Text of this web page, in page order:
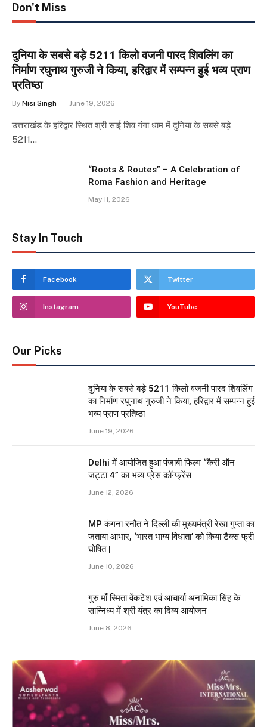
Don't Miss
दुनिया के सबसे बड़े 5211 किलो वजनी पारद शिवलिंग का
निर्माण रघुनाथ गुरुजी ने किया, हरिद्वार में सम्पन्न हुई भव्य प्राण
प्रतिष्ठा
By Nisi Singh June 19, 2026
उत्तराखंड के हरिद्वार स्थित श्री साई शिव गंगा धाम में दुनिया के सबसे बड़े
5211…
“Roots & Routes” – A Celebration of
Roma Fashion and Heritage
May 11, 2026
Stay In Touch
Facebook Twitter
Instagram YouTube
Our Picks
दुनिया के सबसे बड़े 5211 किलो वजनी पारद शिवलिंग
का निर्माण रघुनाथ गुरुजी ने किया, हरिद्वार में सम्पन्न हुई
भव्य प्राण प्रतिष्ठा
June 19, 2026
Delhi में आयोजित हुआ पंजाबी फिल्म “कैरी ऑन
जट्टा 4” का भव्य प्रेस कॉन्फ्रेंस
June 12, 2026
MP कंगना रनौत ने दिल्ली की मुख्यमंत्री रेखा गुप्ता का
जताया आभार, ‘भारत भाग्य विधाता’ को किया टैक्स फ्री
घोषित |
June 10, 2026
गुरु माँ स्मिता वेंकटेश एवं आचार्या अनामिका सिंह के
सान्निध्य में श्री यंत्र का दिव्य आयोजन
June 8, 2026